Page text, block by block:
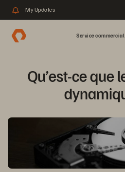
My Updates
Service
Qu’est-ce que